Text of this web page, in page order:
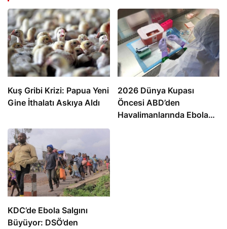
Kuş Gribi Krizi: Papua Yeni
Gine İthalatı Askıya Aldı
2026 Dünya Kupası
Öncesi ABD’den
Havalimanlarında Ebola
KDC’de Ebola Salgını
Büyüyor: DSÖ’den